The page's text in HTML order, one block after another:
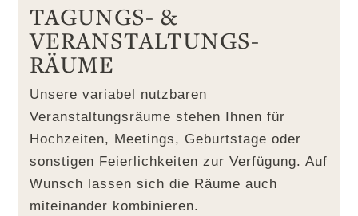
TAGUNGS- &
VERANSTALTUNGS-
RÄUME
Unsere variabel nutzbaren
Veranstaltungsräume stehen Ihnen für
Hochzeiten, Meetings, Geburtstage oder
sonstigen Feierlichkeiten zur Verfügung. Auf
Wunsch lassen sich die Räume auch
miteinander kombinieren.